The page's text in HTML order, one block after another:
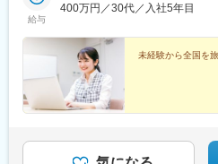
からは東京の街並みが一望でき
充実しており、毎日のランチタ
ますよ♪※入社後約6ヶ月間の現
（大・中・小規模を各2ヶ月ず
以降は、職務内容の通り全国（
畿、広島、福岡、北海道など）
給与
400万円／30代／入社5年目
未経験から全国を